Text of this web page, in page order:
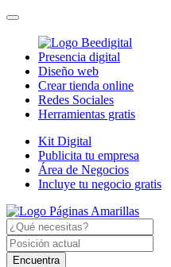
Presencia digital
Diseño web
Crear tienda online
Redes Sociales
Herramientas gratis
Kit Digital
Publicita tu empresa
Área de Negocios
Incluye tu negocio gratis
Encuentra